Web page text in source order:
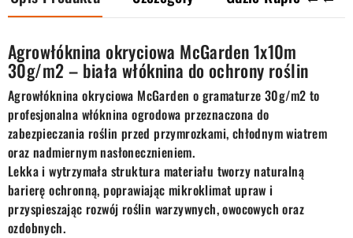
Agrowłóknina okryciowa McGarden 1x10m
30g/m2 – biała włóknina do ochrony roślin
Agrowłóknina okryciowa McGarden o gramaturze 30g/m2 to
profesjonalna włóknina ogrodowa przeznaczona do
zabezpieczania roślin przed przymrozkami, chłodnym wiatrem
oraz nadmiernym nasłonecznieniem.
Lekka i wytrzymała struktura materiału tworzy naturalną
barierę ochronną, poprawiając mikroklimat upraw i
przyspieszając rozwój roślin warzywnych, owocowych oraz
ozdobnych.